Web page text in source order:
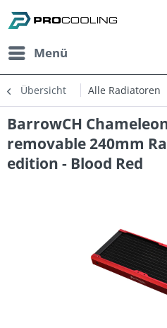
Menü
Übersicht Alle Radiatoren
BarrowCH
removable 240mm
edition - Blood Red